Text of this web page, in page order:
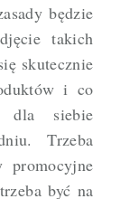
będzie
takich
skutecznie
i co
dla siebie
Trzeba
promocyjne
być na